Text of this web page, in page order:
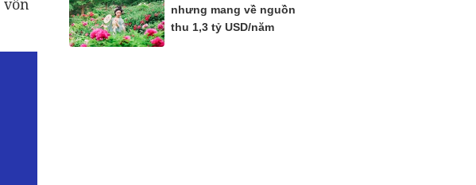
vốn
nhưng mang về nguồn
thu 1,3 tỷ USD/năm